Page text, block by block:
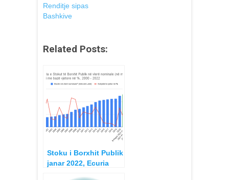
Renditje sipas
Bashkive
Related Posts:
Stoku i Borxhit Publik
janar 2022, Ecuria